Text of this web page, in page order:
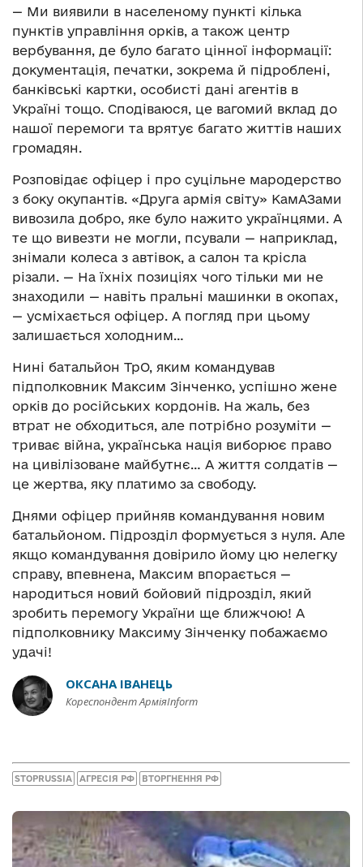
— Ми виявили в населеному пункті кілька
пунктів управління орків, а також центр
вербування, де було багато цінної інформації:
документація, печатки, зокрема й підроблені,
банківські картки, особисті дані агентів в
Україні тощо. Сподіваюся, це вагомий вклад до
нашої перемоги та врятує багато життів наших
громадян.
Розповідає офіцер і про суцільне мародерство
з боку окупантів. «Друга армія світу» КамАЗами
вивозила добро, яке було нажито українцями. А
те що вивезти не могли, псували — наприклад,
знімали колеса з автівок, а салон та крісла
різали. — На їхніх позиціях чого тільки ми не
знаходили — навіть пральні машинки в окопах,
— усміхається офіцер. А погляд при цьому
залишається холодним…
Нині батальйон ТрО, яким командував
підполковник Максим Зінченко, успішно жене
орків до російських кордонів. На жаль, без
втрат не обходиться, але потрібно розуміти —
триває війна, українська нація виборює право
на цивілізоване майбутнє… А життя солдатів —
це жертва, яку платимо за свободу.
Днями офіцер прийняв командування новим
батальйоном. Підрозділ формується з нуля. Але
якщо командування довірило йому цю нелегку
справу, впевнена, Максим впорається —
народиться новий бойовий підрозділ, який
зробить перемогу України ще ближчою! А
підполковнику Максиму Зінченку побажаємо
удачі!
ОКСАНА ІВАНЕЦЬ
Кореспондент АрміяInform
STOPRUSSIA АГРЕСІЯ РФ ВТОРГНЕННЯ РФ